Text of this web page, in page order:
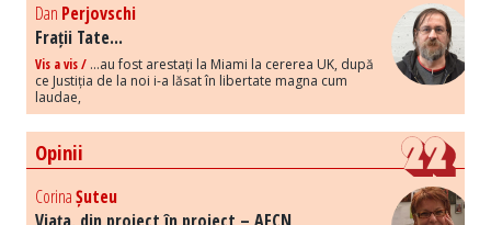
Dan Perjovschi
Frații Tate...
Vis a vis / ...au fost arestați la Miami la cererea UK, după
ce Justiția de la noi i-a lăsat în libertate magna cum
laudae,
Opinii
CorinaȘuteu